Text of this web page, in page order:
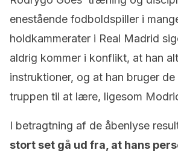
enestående fodboldspiller i
holdkammerater i Real Madrid
aldrig kommer i konflikt, at han
instruktioner, og at han bruger
truppen til at lære, ligesom
I betragtning af de åbenlyse
stort set gå ud fra, at hans